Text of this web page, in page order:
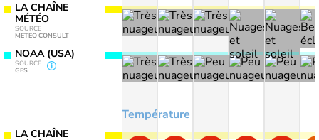
LA CHAÎNE
MÉTÉO
SOURCE
METEO CONSULT
NOAA (USA)
SOURCE
GFS
LA CHAÎNE
Température